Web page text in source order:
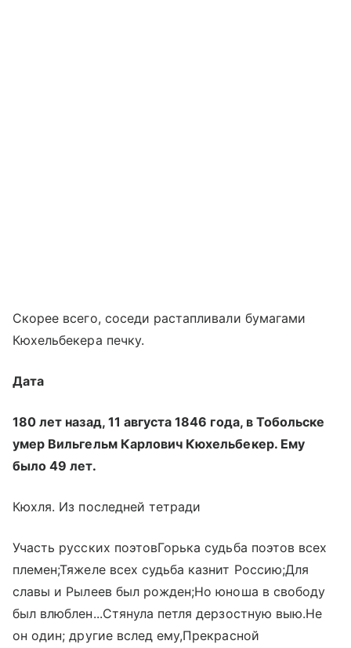
Скорее всего, соседи растапливали бумагами
Кюхельбекера печку.
Дата
180 лет назад, 11 августа 1846 года, в Тобольске
умер Вильгельм Карлович Кюхельбекер. Ему
было 49 лет.
Кюхля. Из последней тетради
Участь русских поэтовГорька судьба поэтов всех
племен;Тяжеле всех судьба казнит Россию;Для
славы и Рылеев был рожден;Но юноша в свободу
был влюблен...Стянула петля дерзостную выю.Не
он один; другие вслед ему,Прекрасной